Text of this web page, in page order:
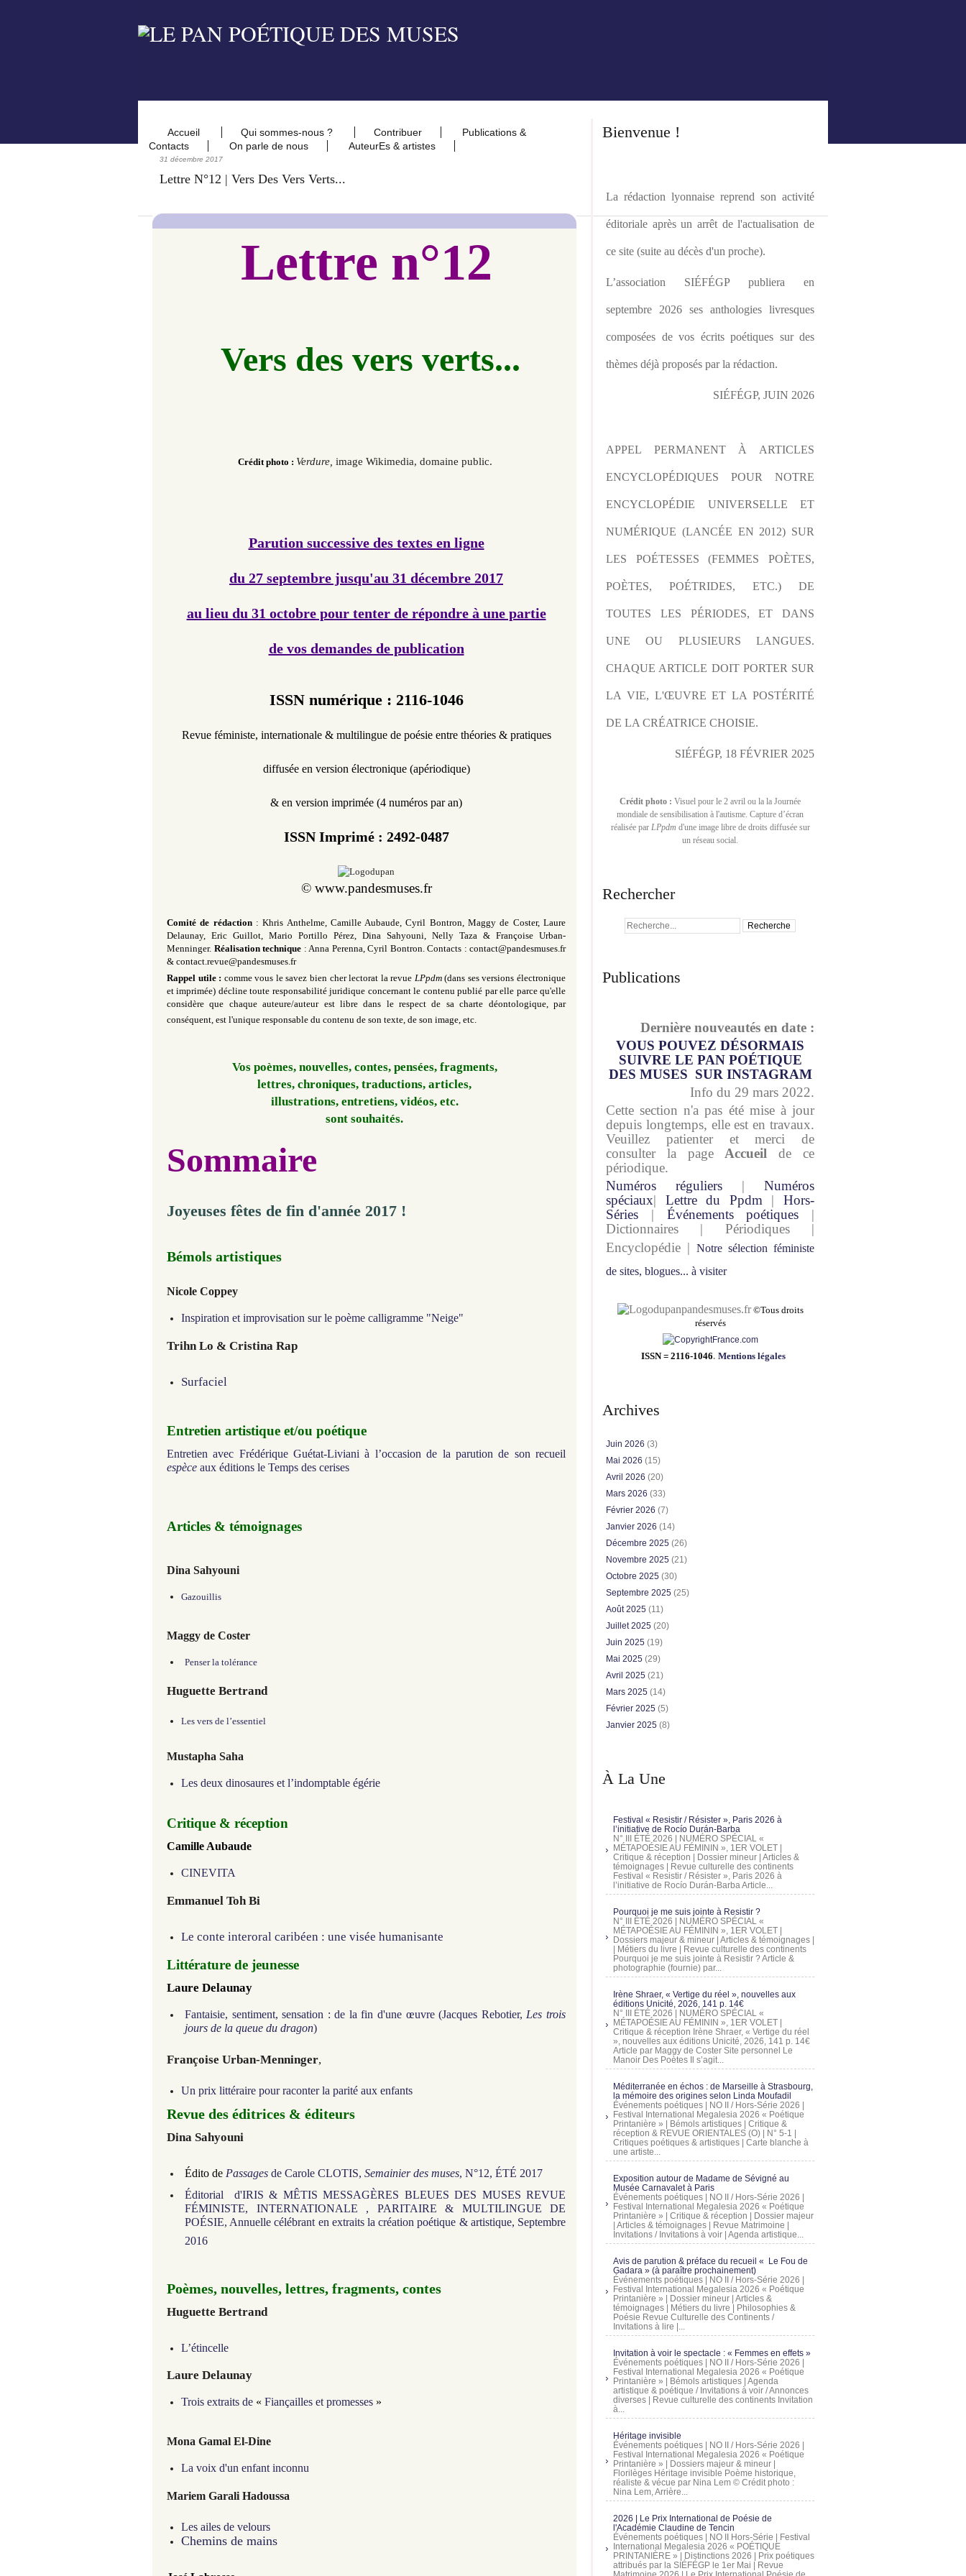
Accueil Qui sommes-nous ? Contribuer
Publications &
Contacts
On parle de nous AuteurEs & artistes
31 décembre 2017
Lettre N°12 | Vers Des Vers Verts...
Lettre n°12
Vers des vers verts...
Crédit photo : Verdure, image Wikimedia, domaine public.
Parution successive des textes en ligne
du 27 septembre jusqu'au 31 décembre 2017
au lieu du 31 octobre pour tenter de répondre à une partie
de vos demandes de publication
ISSN numérique : 2116-1046
Revue féministe, internationale &multilingue de poésie entre théories & pratiques
diffusée en version électronique (apériodique)
& en version imprimée (4 numéros par an)
ISSN Imprimé : 2492-0487
©www.pandesmuses.fr
Comité de rédaction : Khris Anthelme, Camille Aubaude, Cyril Bontron, Maggy de Coster, Laure
Delaunay, Eric Guillot, Mario Portillo Pérez, Dina Sahyouni, Nelly Taza & Françoise Urban-
Menninger. Réalisation technique : Anna Perenna, Cyril Bontron. Contacts : contact@pandesmuses.fr
& contact.revue@pandesmuses.fr
Rappel utile : comme vous le savez bien cher lectorat la revue LPpdm (dans ses versions électronique
et imprimée) décline toute responsabilité juridique concernant le contenu publié par elle parce qu'elle
considère que chaque auteure/auteur est libre dans le respect de sa charte déontologique, par
conséquent, est l'unique responsable du contenu de son texte, de son image, etc.
Vos poèmes, nouvelles, contes, pensées, fragments,
lettres, chroniques, traductions, articles,
illustrations, entretiens, vidéos, etc.
sont souhaités.
Sommaire
Joyeuses fêtes de fin d'année 2017 !
Bémols artistiques
Nicole Coppey
Inspiration et improvisation sur le poème calligramme "Neige"
Trihn Lo & Cristina Rap
Surfaciel
Entretien artistique et/ou poétique
Entretien avec Frédérique Guétat-Liviani à l’occasion de la parution de son recueil
espèce aux éditions le Temps des cerises
Articles & témoignages
Dina Sahyouni
Gazouillis
Maggy de Coster
Penser la tolérance
Huguette Bertrand
Les vers de l’essentiel
Mustapha Saha
Les deux dinosaures et l’indomptable égérie
Critique & réception
Camille Aubaude
CINEVITA
Emmanuel Toh Bi
Le conte interoral caribéen : une visée humanisante
Littérature de jeunesse
Laure Delaunay
Fantaisie, sentiment, sensation : de la fin d'une œuvre (Jacques Rebotier, Les trois
jours de la queue du dragon)
Françoise Urban-Menninger,
Un prix littéraire pour raconter la parité aux enfants
Revue des éditrices & éditeurs
Dina Sahyouni
Édito de Passages de Carole CLOTIS, Semainier des muses, N°12, ÉTÉ 2017
Éditorial d'IRIS & MÊTIS MESSAGÈRES BLEUES DES MUSES REVUE
FÉMINISTE, INTERNATIONALE , PARITAIRE & MULTILINGUE DE
POÉSIE, Annuelle célébrant en extraits la création poétique & artistique, Septembre
2016
Poèmes, nouvelles, lettres, fragments, contes
Huguette Bertrand
L’étincelle
Laure Delaunay
Trois extraits de « Fiançailles et promesses »
Mona Gamal El-Dine
La voix d'un enfant inconnu
Mariem Garali Hadoussa
Les ailes de velours
Chemins de mains
Bienvenue !
La rédaction lyonnaise reprend son activité
éditoriale après un arrêt de l'actualisation de
ce site (suite au décès d'un proche).
L’association SIÉFÉGP publiera en
septembre 2026 ses anthologies livresques
composées de vos écrits poétiques sur des
thèmes déjà proposés par la rédaction.
SIÉFÉGP, JUIN 2026
APPEL PERMANENT À ARTICLES
ENCYCLOPÉDIQUES POUR NOTRE
ENCYCLOPÉDIE UNIVERSELLE ET
NUMÉRIQUE (LANCÉE EN 2012) SUR
LES POÉTESSES (FEMMES POÈTES,
POÈTES, POÉTRIDES, ETC.) DE
TOUTES LES PÉRIODES, ET DANS
UNE OU PLUSIEURS LANGUES.
CHAQUE ARTICLE DOIT PORTER SUR
LA VIE, L'ŒUVRE ET LA POSTÉRITÉ
DE LA CRÉATRICE CHOISIE.
SIÉFÉGP, 18 FÉVRIER 2025
Crédit photo : Visuel pour le 2 avril ou la la Journée
mondiale de sensibilisation à l'autisme. Capture d’écran
réalisée par LPpdm d'une image libre de droits diffusée sur
un réseau social.
Rechercher
Publications
Dernière nouveautés en date :
VOUS POUVEZ DÉSORMAIS
SUIVRE LE PAN POÉTIQUE
DES MUSES SUR INSTAGRAM
Info du 29 mars 2022.
Cette section n'a pas été mise à jour
depuis longtemps, elle est en travaux.
Veuillez patienter et merci de
consulter la page Accueil de ce
périodique.
Numéros réguliers | Numéros
spéciaux| Lettre du Ppdm |Hors-
Séries | Événements poétiques |
Dictionnaires | Périodiques |
Encyclopédie | Notre sélection féministe
de sites, blogues... à visiter
pandesmuses.fr ©Tous droits
réservés
ISSN = 2116-1046. Mentions légales
Archives
Juin 2026 (3)
Mai 2026 (15)
Avril 2026 (20)
Mars 2026 (33)
Février 2026 (7)
Janvier 2026 (14)
Décembre 2025 (26)
Novembre 2025 (21)
Octobre 2025 (30)
Septembre 2025 (25)
Août 2025 (11)
Juillet 2025 (20)
Juin 2025 (19)
Mai 2025 (29)
Avril 2025 (21)
Mars 2025 (14)
Février 2025 (5)
Janvier 2025 (8)
À La Une
Festival « Resistir / Résister », Paris 2026 à
l’initiative de Rocío Durán-Barba
N° III ÉTÉ 2026 | NUMÉRO SPÉCIAL «
MÉTAPOÉSIE AU FÉMININ », 1ER VOLET |
Critique & réception | Dossier mineur | Articles &
témoignages | Revue culturelle des continents
Festival « Resistir / Résister », Paris 2026 à
l’initiative de Rocío Durán-Barba Article...
Pourquoi je me suis jointe à Resistir ?
N° III ÉTÉ 2026 | NUMÉRO SPÉCIAL «
MÉTAPOÉSIE AU FÉMININ », 1ER VOLET |
Dossiers majeur & mineur | Articles & témoignages |
| Métiers du livre | Revue culturelle des continents
Pourquoi je me suis jointe à Resistir ? Article &
photographie (fournie) par...
Irène Shraer, « Vertige du réel », nouvelles aux
éditions Unicité, 2026, 141 p. 14€
N° III ÉTÉ 2026 | NUMÉRO SPÉCIAL «
MÉTAPOÉSIE AU FÉMININ », 1ER VOLET |
Critique & réception Irène Shraer, « Vertige du réel
», nouvelles aux éditions Unicité, 2026, 141 p. 14€
Article par Maggy de Coster Site personnel Le
Manoir Des Poètes Il s’agit...
Méditerranée en échos : de Marseille à Strasbourg,
la mémoire des origines selon Linda Moufadil
Événements poétiques | NO II / Hors-Série 2026 |
Festival International Megalesia 2026 « Poétique
Printanière » | Bémols artistiques | Critique &
réception & REVUE ORIENTALES (O) | N° 5-1 |
Critiques poétiques & artistiques | Carte blanche à
une artiste...
Exposition autour de Madame de Sévigné au
Musée Carnavalet à Paris
Événements poétiques | NO II / Hors-Série 2026 |
Festival International Megalesia 2026 « Poétique
Printanière » | Critique & réception | Dossier majeur
| Articles & témoignages | Revue Matrimoine |
Invitations / Invitations à voir | Agenda artistique...
Avis de parution & préface du recueil « Le Fou de
Gadara » (à paraître prochainement)
Événements poétiques | NO II / Hors-Série 2026 |
Festival International Megalesia 2026 « Poétique
Printanière » | Dossier mineur | Articles &
témoignages | Métiers du livre | Philosophies &
Poésie Revue Culturelle des Continents /
Invitations à lire |...
Invitation à voir le spectacle : « Femmes en effets »
Événements poétiques | NO II / Hors-Série 2026 |
Festival International Megalesia 2026 « Poétique
Printanière » | Bémols artistiques | Agenda
artistique & poétique / Invitations à voir / Annonces
diverses | Revue culturelle des continents Invitation
à...
Héritage invisible
Événements poétiques | NO II / Hors-Série 2026 |
Festival International Megalesia 2026 « Poétique
Printanière » | Dossiers majeur & mineur |
Florilèges Héritage invisible Poème historique,
réaliste & vécue par Nina Lem © Crédit photo :
Nina Lem, Arrière...
2026 | Le Prix International de Poésie de
l'Académie Claudine de Tencin
Événements poétiques | NO II Hors-Série | Festival
International Megalesia 2026 « POÉTIQUE
PRINTANIÈRE » | Distinctions 2026 | Prix poétiques
attribués par la SIÉFÉGP le 1er Mai | Revue